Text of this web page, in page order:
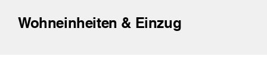
Wohneinheiten & Einzug